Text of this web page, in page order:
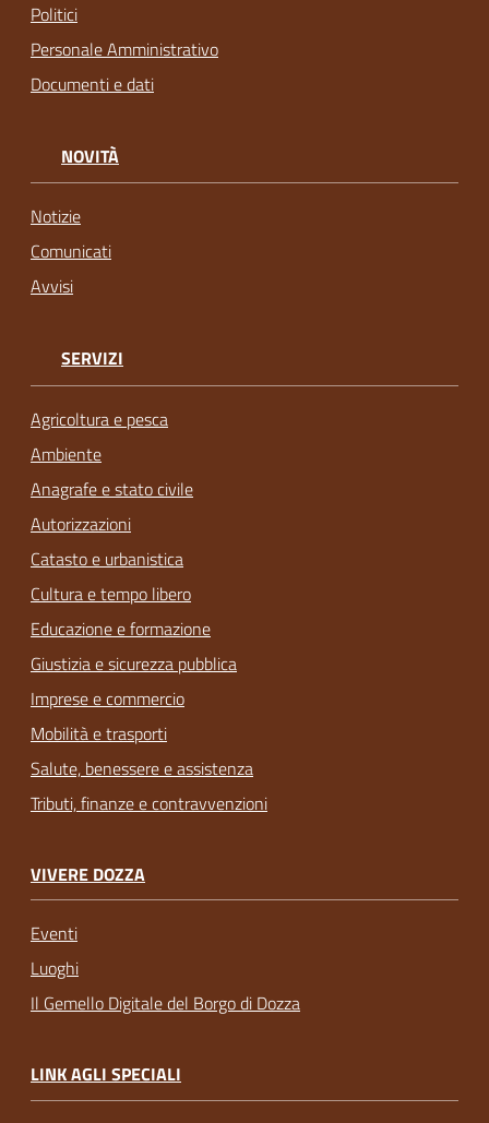
Politici
Personale Amministrativo
Documenti e dati
NOVITÀ
Notizie
Comunicati
Avvisi
SERVIZI
Agricoltura e pesca
Ambiente
Anagrafe e stato civile
Autorizzazioni
Catasto e urbanistica
Cultura e tempo libero
Educazione e formazione
Giustizia e sicurezza pubblica
Imprese e commercio
Mobilità e trasporti
Salute, benessere e assistenza
Tributi, finanze e contravvenzioni
VIVERE DOZZA
Eventi
Luoghi
Il Gemello Digitale del Borgo di Dozza
LINK AGLI SPECIALI